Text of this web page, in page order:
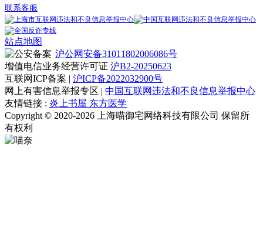
联系客服
站点地图
沪公网安备31011802006086号
增值电信业务经营许可证 沪B2-20250623
互联网ICP备案 | 沪ICP备2022032900号
网上有害信息举报专区 | 中国互联网违法和不良信息举报中心
友情链接 : 炎上书屋 东方医学
Copyright © 2020-2026 上海喵御宅网络科技有限公司 保留所
有权利